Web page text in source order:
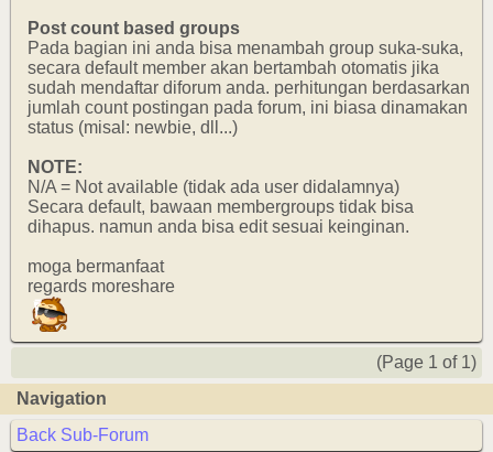
Post count based groups
Pada bagian ini anda bisa menambah group suka-suka,
secara default member akan bertambah otomatis jika
sudah mendaftar diforum anda. perhitungan berdasarkan
jumlah count postingan pada forum, ini biasa dinamakan
status (misal: newbie, dll...)
NOTE:
N/A = Not available (tidak ada user didalamnya)
Secara default, bawaan membergroups tidak bisa
dihapus. namun anda bisa edit sesuai keinginan.
moga bermanfaat
regards moreshare
(Page 1 of 1)
Navigation
Back Sub-Forum